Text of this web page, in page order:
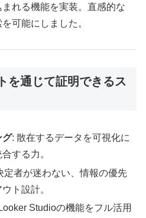
れる機能を実装。直感的な
可能にしました。
を通じて証明できるス
グ: 散在するデータを可視化に
する力。
定者が迷わない、情報の優先
ト設計。
Studioの機能をフル活用